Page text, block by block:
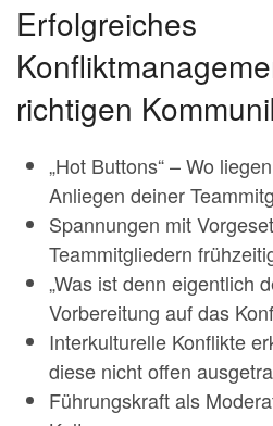
Erfolgreiches
richtigen
„Hot Buttons“ – Wo
Anliegen deiner
Spannungen mit
Teammitgliedern
„Was ist denn eigentlich
Vorbereitung auf das
Interkulturelle Konflikte
diese nicht offen
Führungskraft als